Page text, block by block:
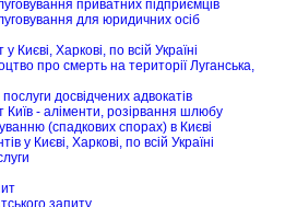
приватних підприємців
для юридичних осіб
Києві, Харкові, по всій Україні
про смерть на території Луганська,
досвідчених адвокатів
Київ - аліменти, розірвання шлюбу
(спадкових спорах) в Києві
у Києві, Харкові, по всій Україні